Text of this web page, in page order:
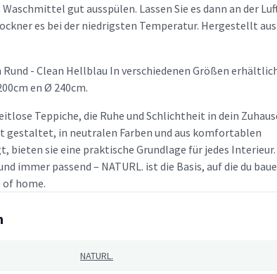
gut ausspülen. Lassen Sie es dann an der
es bei der niedrigsten Temperatur. Hergestellt aus
Rund - Clean Hellblau In verschiedenen Größen
en Ø 240cm.
Teppiche, die Ruhe und Schlichtheit in dein
gestaltet, in neutralen Farben und aus komfortablen
bieten sie eine praktische Grundlage für jedes Interieur.
immer passend – NATURL. ist die Basis, auf die du
of home.
NATURL.